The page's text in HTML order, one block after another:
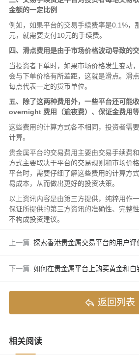
金额的一定比例
例如，如果平台的交易手续费率是0.1%，
元，就需要支付10元的手续费。
四、滑点费用是由于市场价格波动导致的
当投资者下单时，如果市场价格发生变动
会与下单价格有所差距，这就是滑点。滑
每点代表一定的货币单位。
五、除了这两种费用外，一些平台还可能
overnight 费用（逾夜费）、保证金费用等
这些费用的计算方式各不相同，投资者需
计算。
贵金属平台的交易费用主要由交易手续费
方式主要取决于平台的交易规则和市场价
平台时，需要仔细了解这些费用的计算方
易成本，从而做出更好的投资决策。
以上资讯内容是由第三方提供，纯粹用作一
保证所提供的第三方资讯的准确性、完整
不构成投资建议。
上一篇: 探索香港贵金属交易平台的用户评
下一篇: 如何在贵金属平台上购买黄金和白
返回列表
相关阅读